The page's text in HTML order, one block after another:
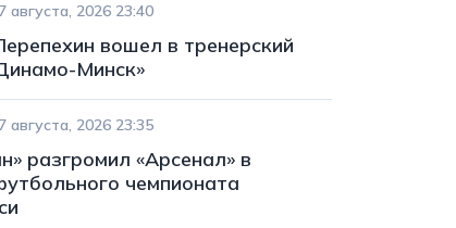
7 августа, 2026 23:40
вошел в тренерский
Минск»
7 августа, 2026 23:35
разгромил «Арсенал» в
чемпионата